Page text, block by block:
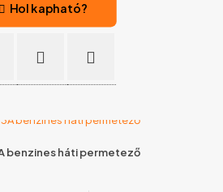
Hol kapható?
benzines háti permetező